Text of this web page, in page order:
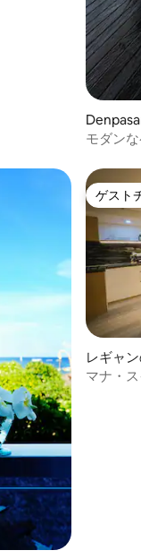
ン・ア
モダン
ゲスト
ゲスト
レギャ
ト
マナ・